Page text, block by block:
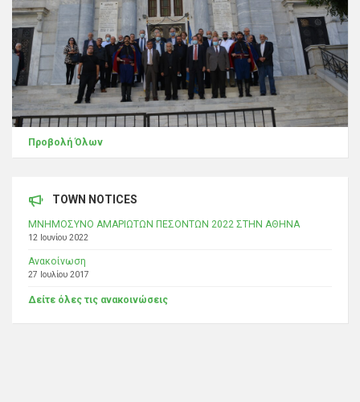
Προβολή Όλων
TOWN NOTICES
ΜΝΗΜΟΣΥΝΟ ΑΜΑΡΙΩΤΩΝ ΠΕΣΟΝΤΩΝ 2022 ΣΤΗΝ ΑΘΗΝΑ
12 Ιουνίου 2022
Ανακοίνωση
27 Ιουλίου 2017
Δείτε όλες τις ανακοινώσεις